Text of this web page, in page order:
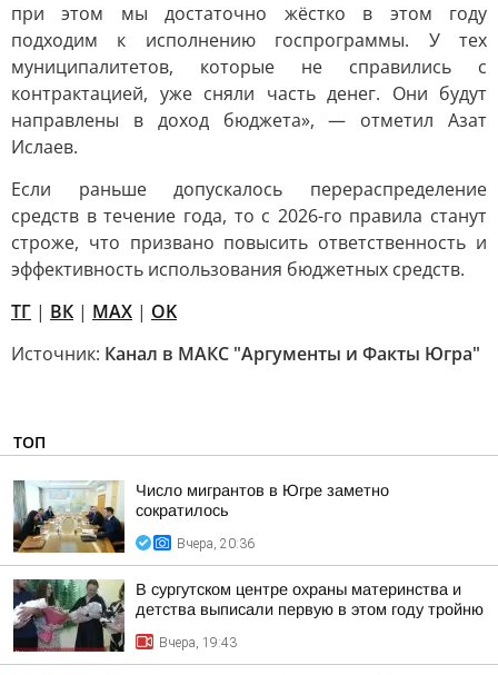
при этом мы достаточно жёстко в этом году
подходим к исполнению госпрограммы. У тех
муниципалитетов, которые не справились с
контрактацией, уже сняли часть денег. Они будут
направлены в доход бюджета», — отметил Азат
Ислаев.
Если раньше допускалось перераспределение
средств в течение года, то с 2026-го правила станут
строже, что призвано повысить ответственность и
эффективность использования бюджетных средств.
ТГ | ВК | MAX | OK
Источник: Канал в МАКС "Аргументы и Факты Югра"
ТОП
Число мигрантов в Югре заметно
сократилось
Вчера, 20:36
В сургутском центре охраны материнства и
детства выписали первую в этом году тройню
Вчера, 19:43